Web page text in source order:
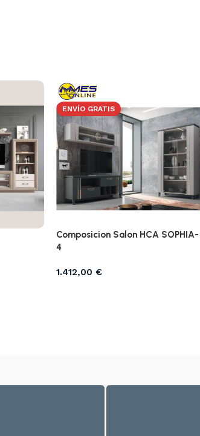
ENVÍO GRATIS
Composicion Salon HCA SOPHIA-
4
1.412,00€